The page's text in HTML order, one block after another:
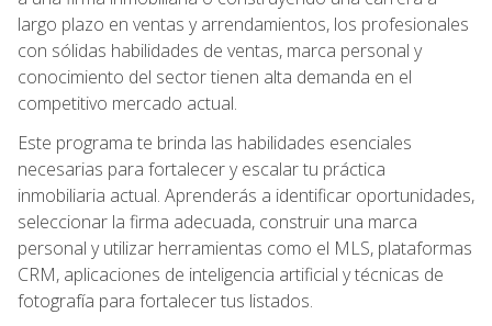
largo plazo en ventas y arrendamientos, los profesionales
con sólidas habilidades de ventas, marca personal y
conocimiento del sector tienen alta demanda en el
competitivo mercado actual.
Este programa te brinda las habilidades esenciales
necesarias para fortalecer y escalar tu práctica
inmobiliaria actual. Aprenderás a identificar oportunidades,
seleccionar la firma adecuada, construir una marca
personal y utilizar herramientas como el MLS, plataformas
CRM, aplicaciones de inteligencia artificial y técnicas de
fotografía para fortalecer tus listados.